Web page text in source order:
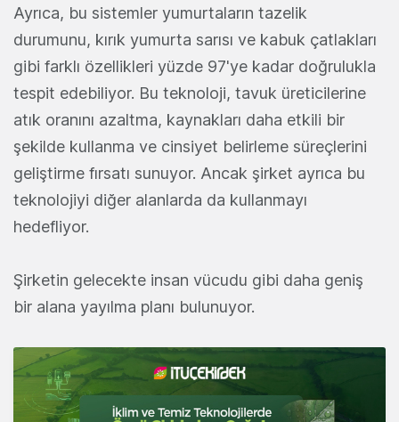
Ayrıca, bu sistemler yumurtaların tazelik
durumunu, kırık yumurta sarısı ve kabuk çatlakları
gibi farklı özellikleri yüzde 97'ye kadar doğrulukla
tespit edebiliyor. Bu teknoloji, tavuk üreticilerine
atık oranını azaltma, kaynakları daha etkili bir
şekilde kullanma ve cinsiyet belirleme süreçlerini
geliştirme fırsatı sunuyor. Ancak şirket ayrıca bu
teknolojiyi diğer alanlarda da kullanmayı
hedefliyor.
Şirketin gelecekte insan vücudu gibi daha geniş
bir alana yayılma planı bulunuyor.